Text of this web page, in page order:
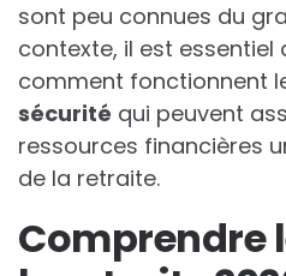
sont peu connues du
contexte, il est
comment fonctionnent
sécurité qui peuvent
ressources financières
de la retraite.
Comprendre